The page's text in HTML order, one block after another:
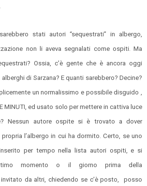
stati autori “sequestrati” in albergo,
non li aveva segnalati come ospiti. Ma
Ossia, c’è gente che è ancora oggi
di Sarzana? E quanti sarebbero? Decine?
un normalissimo e possibile disguido ,
MINUTI, ed usato solo per mettere in cattiva luce
Nessun autore ospite si è trovato a dover
l’albergo in cui ha dormito. Certo, se uno
per tempo nella lista autori ospiti, e si
momento o il giorno prima della
da altri, chiedendo se c’è posto, posso